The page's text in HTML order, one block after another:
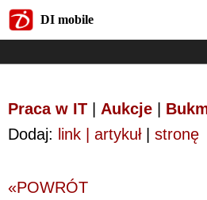
DI mobile
Praca w IT Aukcje
Dodaj: link | artykuł| stronę
«POWRÓT
DI mobile